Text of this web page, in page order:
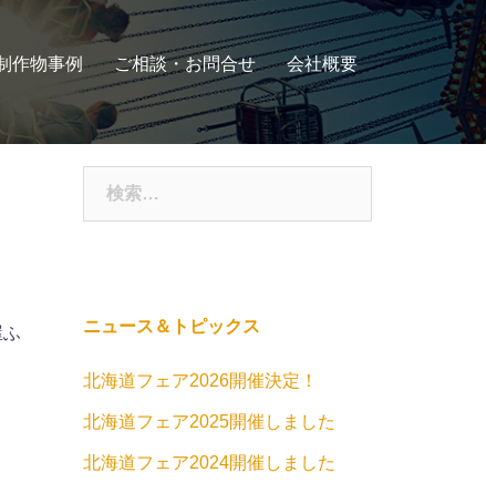
作物事例 ご相談・お問合せ 会社概要
ニュース＆トピックス
北海道フェア2026開催決定！
北海道フェア2025開催しました
北海道フェア2024開催しました